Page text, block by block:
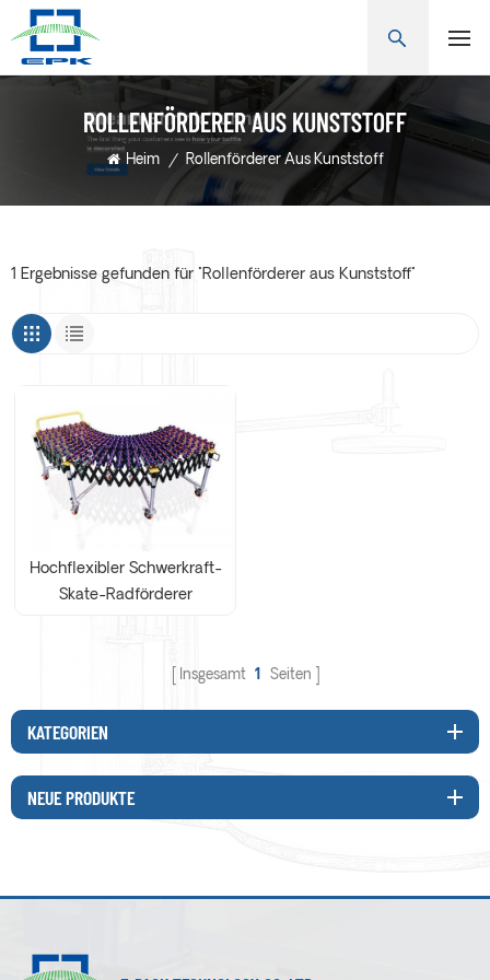
ROLLENFÖRDERER AUS KUNSTSTOFF
Heim / Rollenförderer Aus Kunststoff
1 Ergebnisse gefunden für "Rollenförderer aus Kunststoff"
Hochflexibler Schwerkraft-
Skate-Radförderer
Insgesamt 1 Seiten
KATEGORIEN
NEUE PRODUKTE